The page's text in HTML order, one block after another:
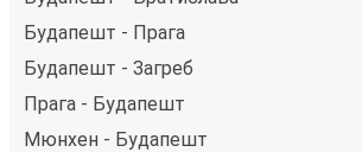
Будапешт - Прага
Будапешт - Загреб
Прага - Будапешт
Мюнхен - Будапешт